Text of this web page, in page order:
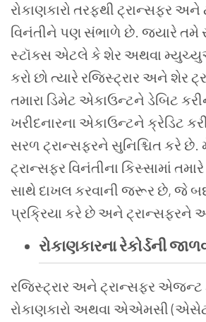
રોકાણકારો તરફથી ટ્રાન્સફર અને
વિનંતીને પણ સંભાળે છે. જ્યારે તમે
સ્ટૉક્સ એટલે કે શેર અથવા
કરો છો ત્યારે રજિસ્ટ્રાર અને શેર
તમારા ડિમેટ એકાઉન્ટને ડેબિટ
ખરીદનારના એકાઉન્ટને ક્રેડિટ
સરળ ટ્રાન્સફરને સુનિશ્ચિત કરે
ટ્રાન્સફર વિનંતીના કિસ્સામાં
સાથે દાખલ કરવાની જરૂર છે, જે
પ્રક્રિયા કરે છે અને ટ્રાન્સફરને
રોકાણકારના રેકોર્ડની
રજિસ્ટ્રાર અને ટ્રાન્સફર એજન્ટ
રોકાણકારો અથવા એએમસી